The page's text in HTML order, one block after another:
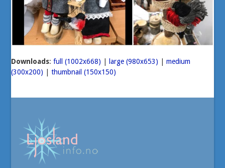
Downloads:full (1002x668) large (980x653) |medium
(300x200) |thumbnail (150x150)